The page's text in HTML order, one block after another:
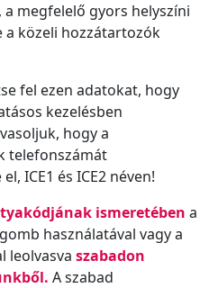
megfelelő gyors helyszíni
a közeli hozzátartozók
fel ezen adatokat, hogy
kezelésben
hogy a
telefonszámát
ICE1 és ICE2 néven!
ismeretében a
használatával vagy a
leolvasva szabadon
A szabad